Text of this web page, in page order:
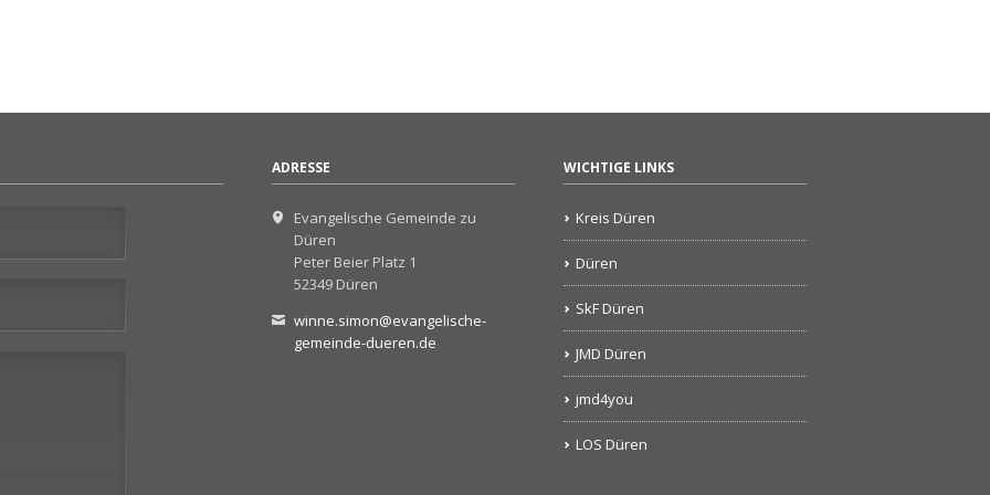
ADRESSE
Evangelische Gemeinde zu
Düren
Peter Beier Platz 1
52349 Düren
winne.simon@evangelische-
gemeinde-dueren.de
WICHTIGE LINKS
Kreis Düren
Düren
SkF Düren
JMD Düren
jmd4you
LOS Düren